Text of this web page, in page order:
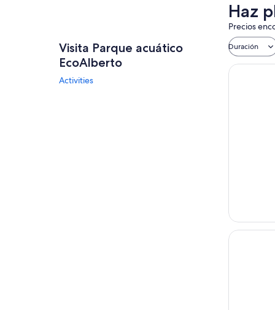
Visita Parque acuático
EcoAlberto
Activities
Haz
Precios
Duración